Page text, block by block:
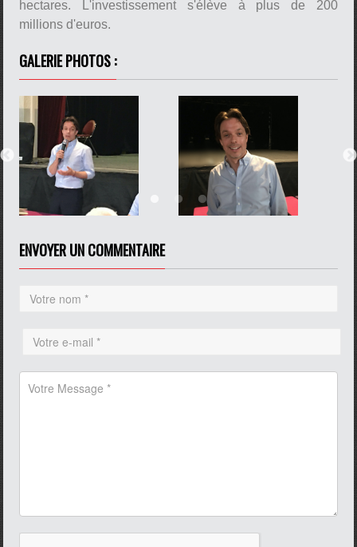
hectares. L'investissement s'élève à plus de 200
millions d'euros.
GALERIE PHOTOS :
ENVOYER UN COMMENTAIRE